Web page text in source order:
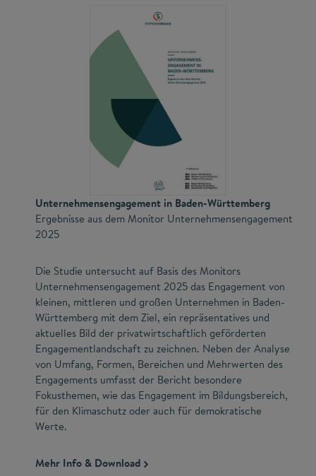
Unternehmensengagement in Baden-Württemberg
Ergebnisse aus dem Monitor Unternehmensengagement
2025
Die Studie untersucht auf Basis des Monitors
Unternehmensengagement 2025 das Engagement von
kleinen, mittleren und großen Unternehmen in Baden-
Württemberg mit dem Ziel, ein repräsentatives und
aktuelles Bild der privatwirtschaftlich geförderten
Engagementlandschaft zu zeichnen. Neben der Analyse
von Umfang, Formen, Bereichen und Mehrwerten des
Engagements umfasst der Bericht besondere
Fokusthemen, wie das Engagement im Bildungsbereich,
für den Klimaschutz oder auch für demokratische
Werte.
Mehr Info & Download